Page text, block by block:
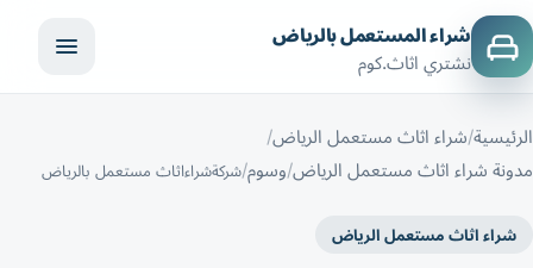
شراء المستعمل بالرياض
نشتري اثاث.كوم
الرئيسية شراء اثاث مستعمل الرياض
مدونة شراء اثاث مستعمل الرياض وسوم شركةشراءاثاث مستعمل بالرياض
شراء اثاث مستعمل الرياض